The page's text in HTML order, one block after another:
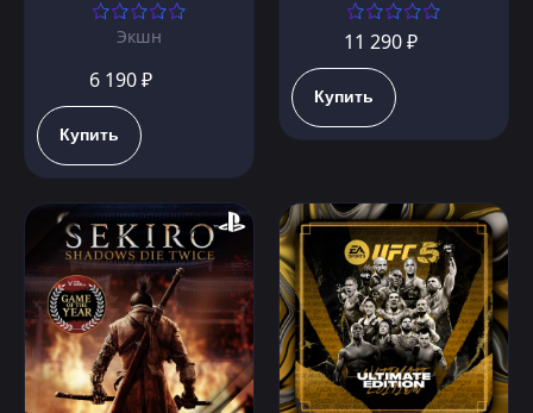
Экшн
6 190 ₽
Купить
11 290 ₽
Купить